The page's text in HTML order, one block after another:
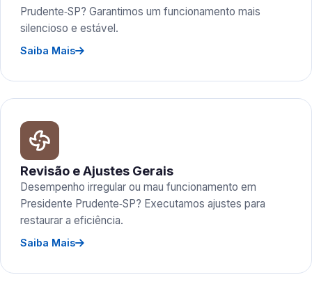
Prudente‑SP? Garantimos um funcionamento mais
silencioso e estável.
Saiba Mais
Revisão e Ajustes Gerais
Desempenho irregular ou mau funcionamento em
Presidente Prudente‑SP? Executamos ajustes para
restaurar a eficiência.
Saiba Mais